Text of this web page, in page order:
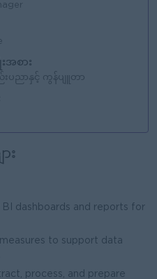
စား
ညာနှင့် ကွန်ပျူတာ
း
BI dashboards and reports for
to support data
process, and prepare